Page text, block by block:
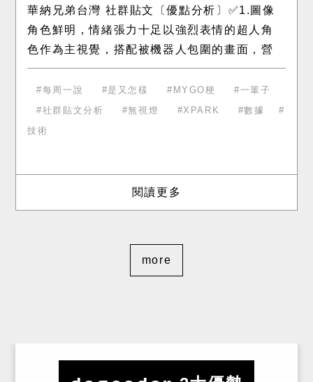
華納兄弟台灣 社群貼文〔優點分析〕✅1.圖像
角色鮮明，情緒張力十足以強烈表情的超人角
色作為主視覺，搭配被機器人包圍的畫面，營
造高壓又滑稽的情境張力。每格重複相同畫
面，透過不同文字對白製造幽默反差，抓住
每周一說 是又怎樣 MYGO梗
一輩子
社群貼文分析
無視燈 XPARK
數據
技術
閱讀更多
more